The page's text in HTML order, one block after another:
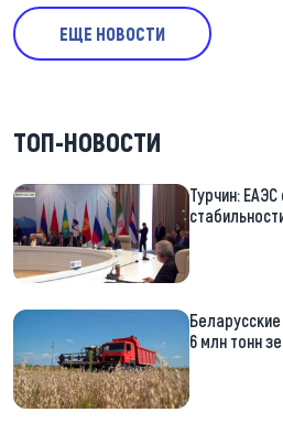
ЕЩЕ НОВОСТИ
ТОП-НОВОСТИ
Турчин:
6 млн тонн